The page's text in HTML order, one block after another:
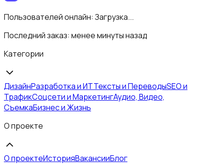
Пользователей онлайн: Загрузка...
Последний заказ: менее минуты назад
Категории
ДизайнРазработка и ИТТексты и ПереводыSEO и
ТрафикСоцсети и МаркетингАудио, Видео,
СъемкаБизнес и Жизнь
О проекте
О проектеИсторияВакансииБлог